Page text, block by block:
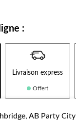
:
Livraison express
Offert
AB Party City